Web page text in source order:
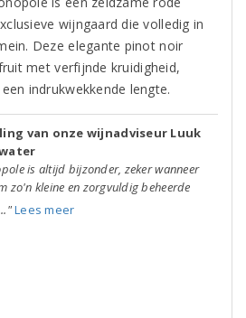
wijngaard die volledig in
Deze elegante pinot noir
met verfijnde kruidigheid,
indrukwekkende lengte.
van onze wijnadviseur Luuk
is altijd bijzonder, zeker wanneer
zo'n kleine en zorgvuldig beheerde
Lees meer